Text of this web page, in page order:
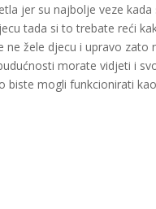
jer su najbolje veze
tada si to trebate reći
ne žele djecu i upravo
morate vidjeti i
biste mogli funkcionirati